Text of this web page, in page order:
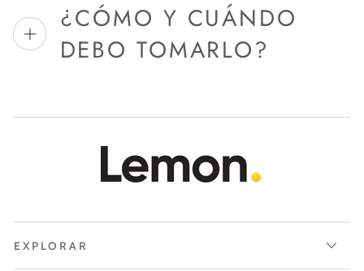
¿CÓMO Y CUÁNDO
DEBO TOMARLO?
EXPLORAR